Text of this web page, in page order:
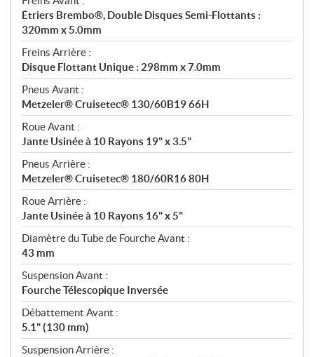
Étriers Brembo®, Double Disques Semi-Flottants :
320mm x 5.0mm
Freins Arrière :
Disque Flottant Unique : 298mm x 7.0mm
Pneus Avant :
Metzeler® Cruisetec® 130/60B19 66H
Roue Avant :
Jante Usinée à 10 Rayons 19" x 3.5"
Pneus Arrière :
Metzeler® Cruisetec® 180/60R16 80H
Roue Arrière :
Jante Usinée à 10 Rayons 16" x 5"
Diamètre du Tube de Fourche Avant :
43 mm
Suspension Avant :
Fourche Télescopique Inversée
Débattement Avant :
5.1" (130 mm)
Suspension Arrière :